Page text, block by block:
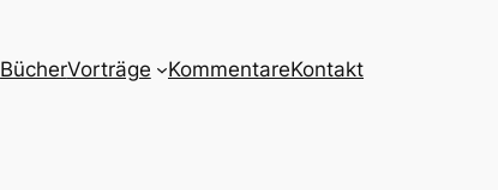
BücherVorträge KommentareKontakt